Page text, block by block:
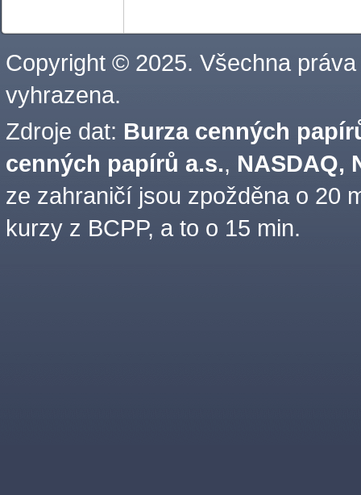
Copyright © 2025. Všechna práva
vyhrazena.
Zdroje dat: Burza cenných
cenných papírů a.s., NASDAQ,
ze zahraničí jsou zpožděna o 20
kurzy z BCPP, a to o 15 min.